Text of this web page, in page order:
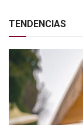
TENDENCIAS